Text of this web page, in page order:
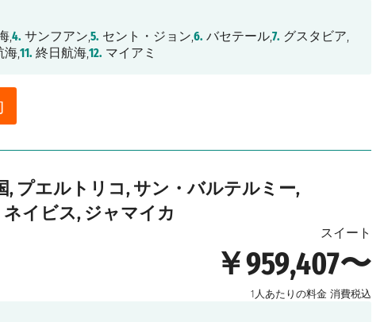
,4. サンフアン,5. セント・ジョン,6. バセテール,7. グスタビア,
海,11. 終日航海,12. マイアミ
, プエルトリコ, サン・バルテルミー,
イビス, ジャマイカ
スイート
￥959,407〜
1人あたりの料金 消費税込